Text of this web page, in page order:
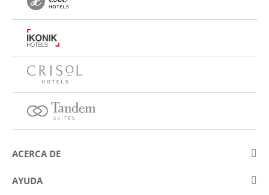
ACERCA DE
Sobre Eurostars Hotel Company
AYUDA